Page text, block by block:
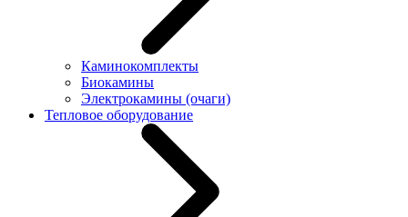
Каминокомплекты
Биокамины
Электрокамины (очаги)
Тепловое оборудование